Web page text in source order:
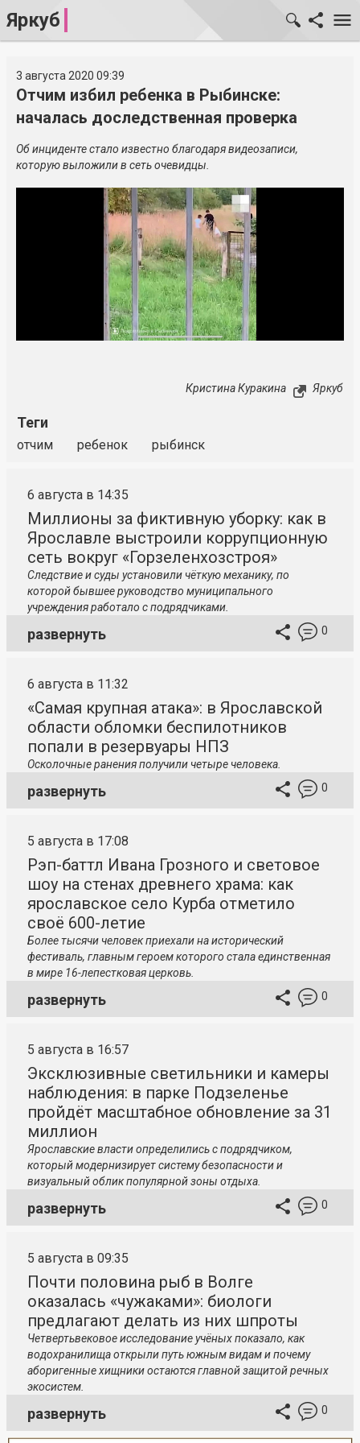
Яркуб
3 августа 2020 09:39
Отчим избил ребенка в Рыбинске:
началась доследственная проверка
Об инциденте стало известно благодаря видеозаписи,
которую выложили в сеть очевидцы.
Кристина Куракина Яркуб
Теги
отчим ребенок рыбинск
6 августа в 14:35
Миллионы за фиктивную уборку: как в
Ярославле выстроили коррупционную
сеть вокруг «Горзеленхозстроя»
Следствие и суды установили чёткую механику, по
которой бывшее руководство муниципального
учреждения работало с подрядчиками.
развернуть 0
6 августа в 11:32
«Самая крупная атака»: в Ярославской
области обломки беспилотников
попали в резервуары НПЗ
Осколочные ранения получили четыре человека.
развернуть 0
5 августа в 17:08
Рэп-баттл Ивана Грозного и световое
шоу на стенах древнего храма: как
ярославское село Курба отметило
своё 600-летие
Более тысячи человек приехали на исторический
фестиваль, главным героем которого стала единственная
в мире 16-лепестковая церковь.
развернуть 0
5 августа в 16:57
Эксклюзивные светильники и камеры
наблюдения: в парке Подзеленье
пройдёт масштабное обновление за 31
миллион
Ярославские власти определились с подрядчиком,
который модернизирует систему безопасности и
визуальный облик популярной зоны отдыха.
развернуть 0
5 августа в 09:35
Почти половина рыб в Волге
оказалась «чужаками»: биологи
предлагают делать из них шпроты
Четвертьвековое исследование учёных показало, как
водохранилища открыли путь южным видам и почему
аборигенные хищники остаются главной защитой речных
экосистем.
развернуть 0